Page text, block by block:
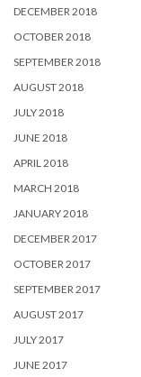
DECEMBER 2018
OCTOBER 2018
SEPTEMBER 2018
AUGUST 2018
JULY 2018
JUNE 2018
APRIL 2018
MARCH 2018
JANUARY 2018
DECEMBER 2017
OCTOBER 2017
SEPTEMBER 2017
AUGUST 2017
JULY 2017
JUNE 2017